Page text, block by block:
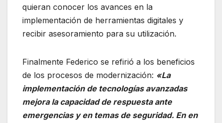
quieran conocer los avances en la
implementación de herramientas digitales y
recibir asesoramiento para su utilización.
Finalmente Federico se refirió a los beneficios
de los procesos de modernización: «La
implementación de tecnologías avanzadas
mejora la capacidad de respuesta ante
emergencias y en temas de seguridad. En en